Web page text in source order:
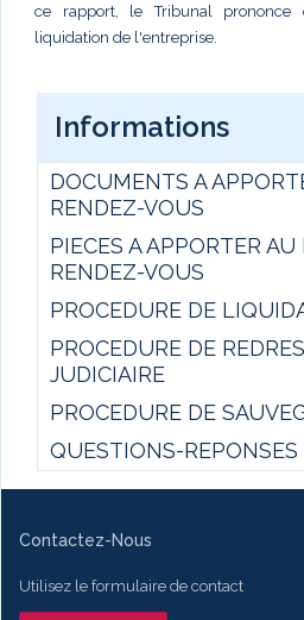
ce rapport, le Tribunal
liquidation de l'entreprise.
Informations
DOCUMENTS A
RENDEZ-VOUS
PIECES A APPORTER AU
RENDEZ-VOUS
PROCEDURE DE
PROCEDURE DE
JUDICIAIRE
PROCEDURE DE
QUESTIONS-REPONSES
Contactez-Nous
Utilisez le formulaire de contact